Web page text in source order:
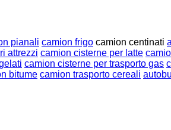
pianali camion frigo camion centinati
attrezzi camion cisterne per latte
camion cisterne per trasporto gas
bitume camion trasporto cereali